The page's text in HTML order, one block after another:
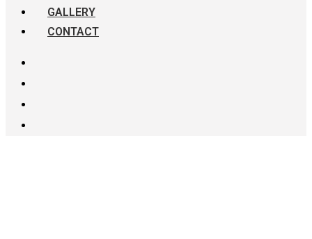
GALLERY
CONTACT